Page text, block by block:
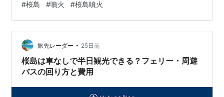
報道された」だけだ。 しかも地下では今、ひと月前の 2
倍以上 のガスが吹き出している——そのことを知ってい
る人は、意外と少ない。 この記事でわかること 「再び」
という報道が生む誤解 なぜ桜島は止まらないのか 地下の
異変を示す数値の正体 噴煙1000mは小さい、でも地…
#桜島 #噴火 #桜島噴火
旅先レーダー • 25日前
桜島は車なしで半日観光できる？フェリー・周遊
バスの回り方と費用